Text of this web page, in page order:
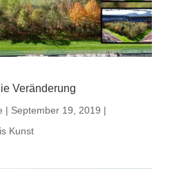
Veränderung
| September 19, 2019 |
Kunst